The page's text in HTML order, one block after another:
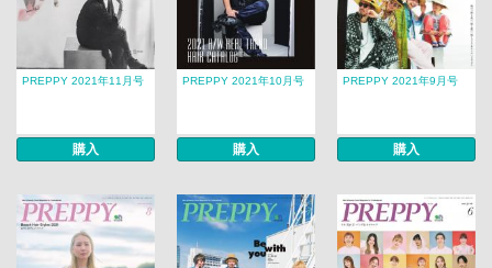
PREPPY 2021年11月号
購入
PREPPY 2021年10月号
購入
PREPPY 2021年9月号
購入